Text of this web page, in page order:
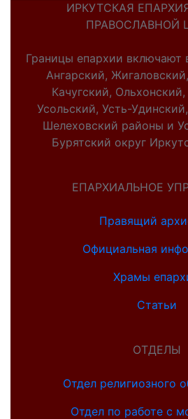
ИРКУТСКАЯ
ПРАВОСЛАВНОЙ
Границы епархии включают
Ангарский,
Качугский,
Усольский, Усть-
Шелеховский районы и
Бурятский округ
ЕПАРХИАЛЬНОЕ
Правящий
Официальная
Храмы
Статьи
ОТДЕЛЫ
Отдел религиозного
Отдел по работе с